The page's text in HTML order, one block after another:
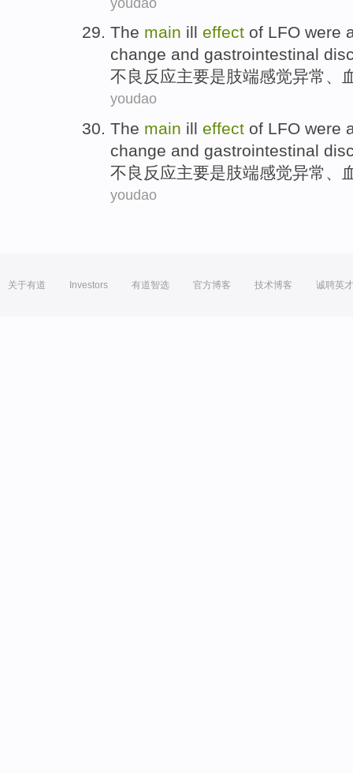
The main ill effect of LFO were
change and gastrointestinal
不良 反应主要是肢端感觉异常、
youdao
The main ill effect of LFO were
change and gastrointestinal
不良 反应主要是肢端感觉异常、
youdao
关于有道 Investors 有道智选 官方博客 技术博客 诚聘英才